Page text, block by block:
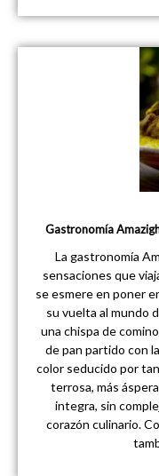
Gastronomía
La gastronomía
sensaciones que
se esmere en poner
su vuelta al mundo
una chispa de
de pan partido con
color seducido por
terrosa, más
integra, sin
corazón culinario.